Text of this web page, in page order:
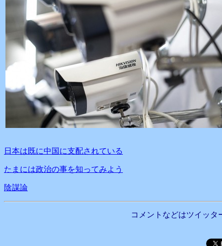
日本は既に中国に支配されている
たまには政治の事を知ってみよう
陰謀論
コメントなどはツイッタ